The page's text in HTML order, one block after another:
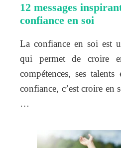
12 messages
confiance en soi
La confiance en soi est
qui permet de croire
compétences, ses
confiance, c’est croire en
…